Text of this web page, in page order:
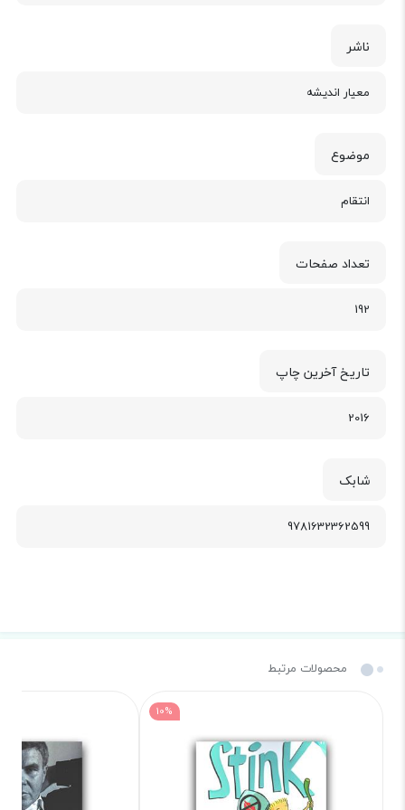
ناشر
معیار اندیشه
موضوع
انتقام
تعداد صفحات
192
تاریخ آخرین چاپ
2016
شابک
9781632362599
محصولات مرتبط
10%